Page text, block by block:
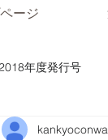
ージ
2018年度発行号